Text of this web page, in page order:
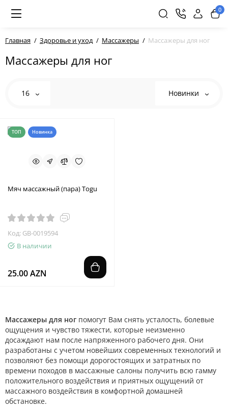
0
Главная Здоровье и уход Массажеры Массажеры для ног
Массажеры для ног
16 Новинки
ТОП Новинка
Мяч массажный (пара) Togu
Код: GB-0019594
В наличии
25.00 AZN
Массажеры для ног помогут Вам снять усталость, болевые
ощущения и чувство тяжести, которые неизменно
досаждают нам после напряженного рабочего дня. Они
разработаны с учетом новейших современных технологий и
позволяют без помощи дорогостоящих и затратных по
времени походов в массажные салоны получить всю гамму
положительного воздействия и приятных ощущений от
массажного воздействия в комфортной домашней
обстановке.